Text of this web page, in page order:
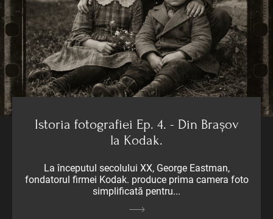
Istoria fotografiei Ep. 4. - Din Brașov
la Kodak.
La începutul secolului XX, George Eastman,
fondatorul firmei Kodak. produce prima camera foto
simplificată pentru...